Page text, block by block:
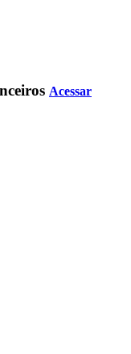
Acessar